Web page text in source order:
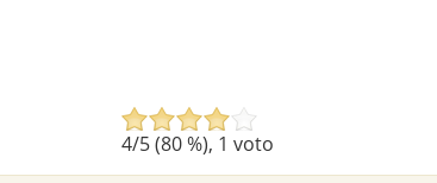
4/5 (80%), 1 voto